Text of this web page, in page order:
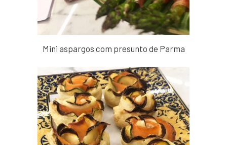
Mini aspargos com presunto de Parma